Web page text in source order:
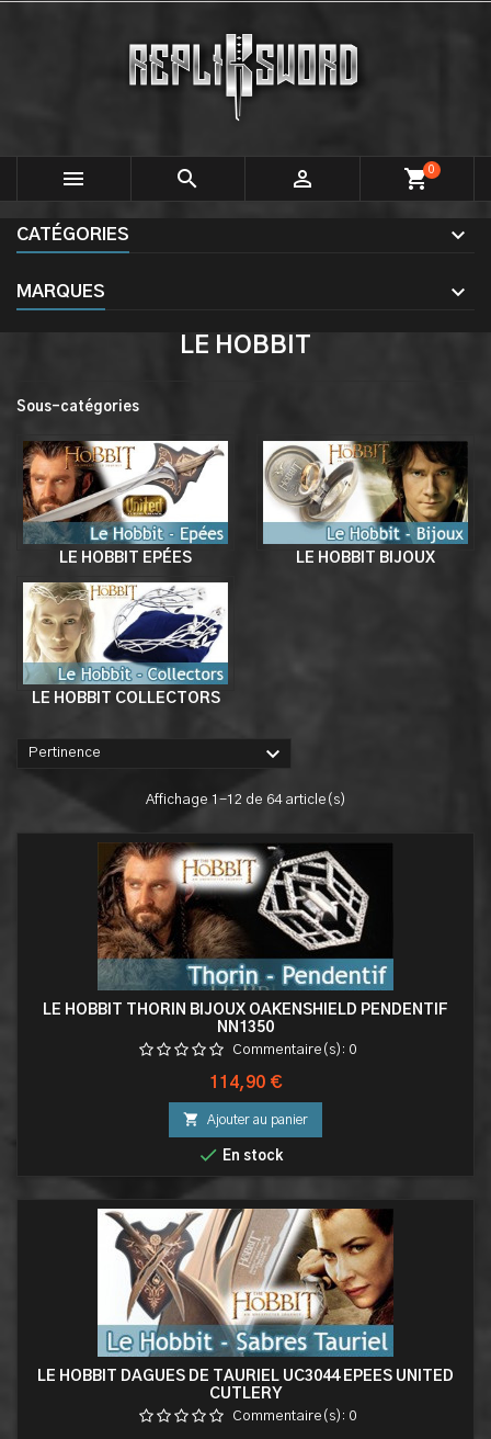
   shopping_cart0
CATÉGORIES
MARQUES
LE HOBBIT
Sous-catégories
LE HOBBIT EPÉES LE HOBBIT BIJOUX
LE HOBBIT COLLECTORS
Pertinence 
Affichage 1-12 de 64 article(s)
LE HOBBIT THORIN BIJOUX OAKENSHIELD PENDENTIF
NN1350
Commentaire(s): 0
Prix
114,90 €
 Ajouter au panier
 En stock
LE HOBBIT DAGUES DE TAURIEL UC3044 EPEES UNITED
CUTLERY
Commentaire(s): 0